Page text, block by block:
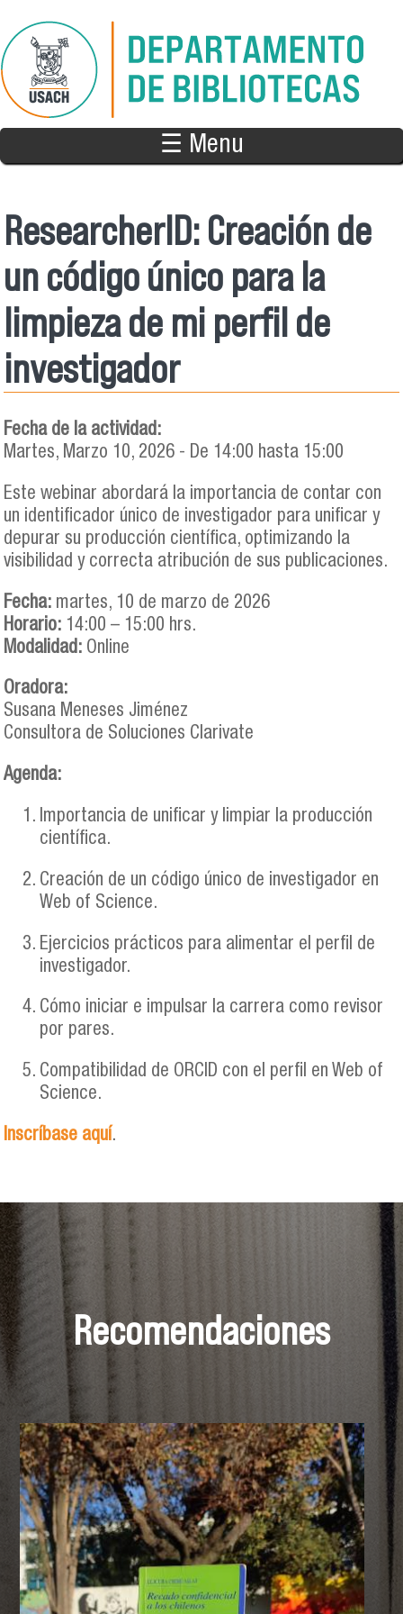
☰ Menu
ResearcherID: Creación de
un código único para la
limpieza de mi perfil de
investigador
Fecha de la actividad:
Martes, Marzo 10, 2026 - De 14:00 hasta 15:00
Este webinar abordará la importancia de contar con
un identificador único de investigador para unificar y
depurar su producción científica, optimizando la
visibilidad y correcta atribución de sus publicaciones.
Fecha: martes, 10 de marzo de 2026
Horario: 14:00 – 15:00 hrs.
Modalidad: Online
Oradora:
Susana Meneses Jiménez
Consultora de Soluciones Clarivate
Agenda:
Importancia de unificar y limpiar la producción
científica.
Creación de un código único de investigador en
Web of Science.
Ejercicios prácticos para alimentar el perfil de
investigador.
Cómo iniciar e impulsar la carrera como revisor
por pares.
Compatibilidad de ORCID con el perfil en Web of
Science.
Inscríbase aquí.
Recomendaciones